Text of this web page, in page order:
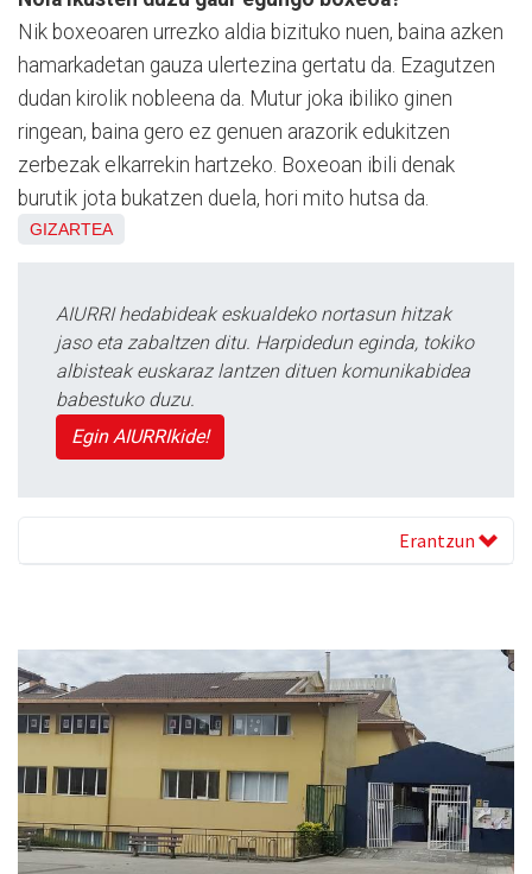
Nik boxeoaren urrezko aldia bizituko nuen, baina azken
hamarkadetan gauza ulertezina gertatu da. Ezagutzen
dudan kirolik nobleena da. Mutur joka ibiliko ginen
ringean, baina gero ez genuen arazorik edukitzen
zerbezak elkarrekin hartzeko. Boxeoan ibili denak
burutik jota bukatzen duela, hori mito hutsa da.
GIZARTEA
AIURRI hedabideak eskualdeko nortasun hitzak
jaso eta zabaltzen ditu. Harpidedun eginda, tokiko
albisteak euskaraz lantzen dituen komunikabidea
babestuko duzu.
Egin AIURRIkide!
Erantzun